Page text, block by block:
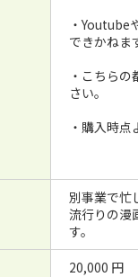
・Youtube
できかねま
・こちら
さい。
・購入時
別事業で忙
流行りの漫
す。
20,000 円